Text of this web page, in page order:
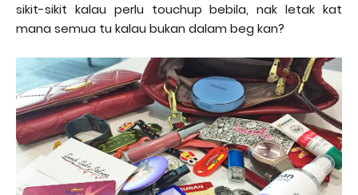
sikit-sikit kalau perlu touchup bebila, nak letak kat
mana semua tu kalau bukan dalam beg kan?